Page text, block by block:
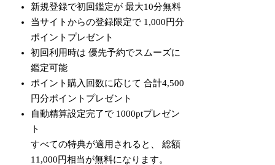
新規登録で初回鑑定が最大10分無料
当サイトからの登録限定で 1,000円分
ポイントプレゼント
初回利用時は優先予約でスムーズに
鑑定可能
ポイント購入回数に応じて合計4,500
円分ポイントプレゼント
自動精算設定完了で 1000ptプレゼン
ト
すべての特典が適用されると、総額
11,000円相当が無料になります。